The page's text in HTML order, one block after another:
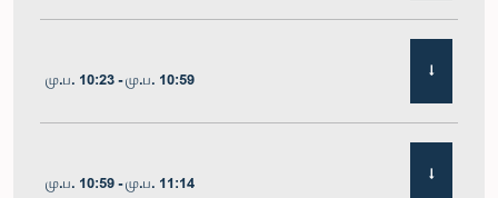
மு.ப. 10:23 - மு.ப. 10:59
மு.ப. 10:59 - மு.ப. 11:14